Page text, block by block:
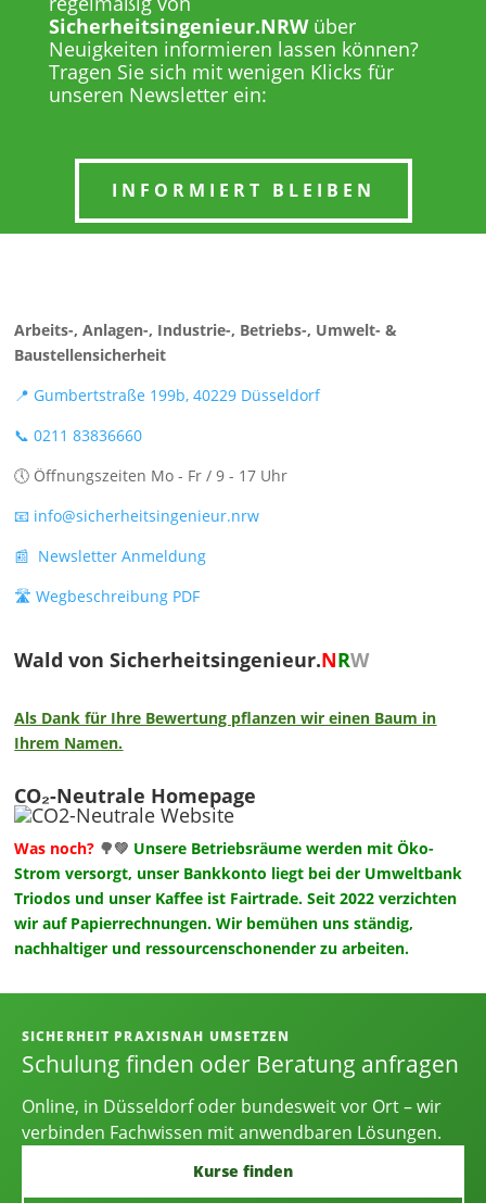
Sicherheitsingenieur.NRWüber
Neuigkeiten informieren lassen können?
Tragen Sie sich mit wenigen Klicks für
unseren Newsletter ein:
INFORMIERT BLEIBEN
Arbeits-, Anlagen-, Industrie-, Betriebs-, Umwelt- &
Baustellensicherheit
📍 Gumbertstraße 199b, 40229 Düsseldorf
📞 0211 83836660
🕔 Öffnungszeiten Mo - Fr / 9 - 17 Uhr
📧 info@sicherheitsingenieur.nrw
📰 Newsletter Anmeldung
🛣️ Wegbeschreibung PDF
Wald von Sicherheitsingenieur.NRW
Als Dank für Ihre Bewertung pflanzen wir einen Baum in
Ihrem Namen.
CO₂-Neutrale Homepage
Was noch? 🌳💚 Unsere Betriebsräume werden mit Öko-
Strom versorgt, unser Bankkonto liegt bei der Umweltbank
Triodos und unser Kaffee ist Fairtrade. Seit 2022 verzichten
wir auf Papierrechnungen. Wir bemühen uns ständig,
nachhaltiger und ressourcenschonender zu arbeiten.
Informationen, Kontakt und
SICHERHEIT PRAXISNAH UMSETZEN
Schulung finden oder Beratung anfragen
Online, in Düsseldorf oder bundesweit vor Ort – wir
verbinden Fachwissen mit anwendbaren Lösungen.
Kurse finden